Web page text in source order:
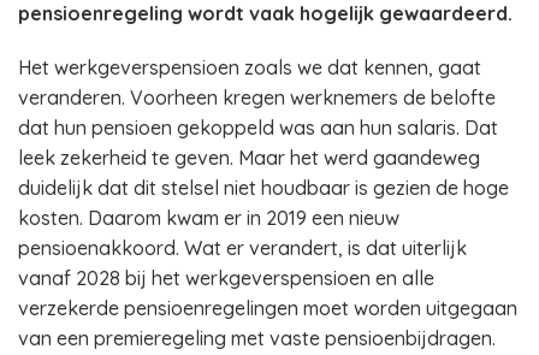
pensioenregeling wordt vaak hogelijk gewaardeerd.
Het werkgeverspensioen zoals we dat kennen, gaat
veranderen. Voorheen kregen werknemers de belofte
dat hun pensioen gekoppeld was aan hun salaris. Dat
leek zekerheid te geven. Maar het werd gaandeweg
duidelijk dat dit stelsel niet houdbaar is gezien de hoge
kosten. Daarom kwam er in 2019 een nieuw
pensioenakkoord. Wat er verandert, is dat uiterlijk
vanaf 2028 bij het werkgeverspensioen en alle
verzekerde pensioenregelingen moet worden uitgegaan
van een premieregeling met vaste pensioenbijdragen.